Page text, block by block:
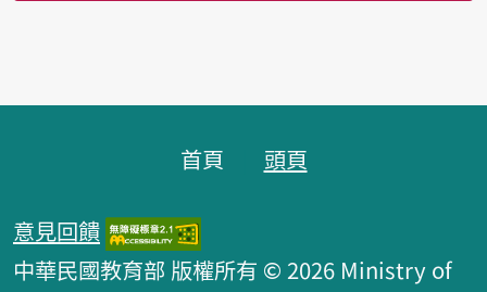
首頁 頭頁
意見回饋
中華民國教育部 版權所有 © 2026 Ministry of